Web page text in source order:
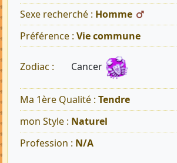
Sexe recherché : Homme
Préférence : Vie commune
Zodiac : Cancer
Ma 1ère Qualité : Tendre
mon Style : Naturel
Profession : N/A